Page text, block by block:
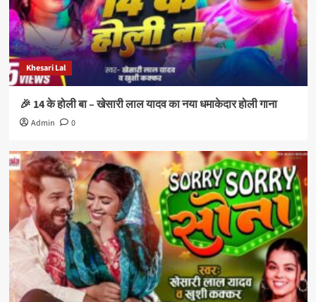
Khesari Lal
🎉 14 के होली बा – खेसारी लाल यादव का नया धमाकेदार होली गाना
Admin 0